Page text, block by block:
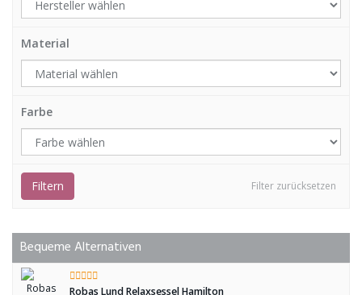
Material
Farbe
Filter zurücksetzen
Filtern
Bequeme Alternativen
Robas Lund Relaxsessel Hamilton